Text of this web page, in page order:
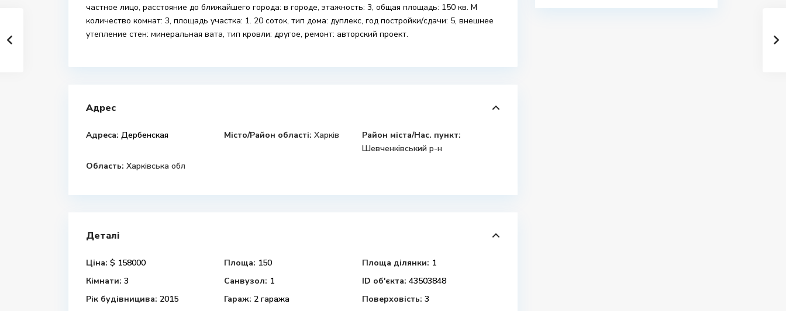
частное лицо, расстояние до ближайшего города: в городе, этажность: 3, общая площадь: 150 кв. М
количество комнат: 3, площадь участка: 1. 20 соток, тип дома: дуплекс, год постройки/сдачи: 5, внешнее
утепление стен: минеральная вата, тип кровли: другое, ремонт: авторский проект.
Адрес
Адреса: Дербенская Місто/Район області: Харків
Район міста/Нас. пункт:
Шевченківський р-н
Область: Харківська обл
Деталі
Ціна: $ 158000 Площа: 150 Площа ділянки: 1
Кімнати: 3 Санвузол: 1 ID об'єкта: 43503848
Рік будівницива: 2015 Гараж: 2 гаража Поверховість: 3